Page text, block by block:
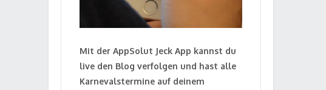
Mit der AppSolut Jeck App kannst du
live den Blog verfolgen und hast alle
Karnevalstermine auf deinem